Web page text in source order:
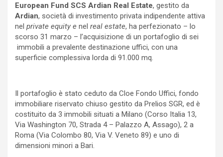
European Fund SCS Ardian Real Estate, gestito da
Ardian, società di investimento privata indipendente attiva
nel private equity e nel real estate, ha perfezionato – lo
scorso 31 marzo – l’acquisizione di un portafoglio di sei
immobili a prevalente destinazione uffici, con una
superficie complessiva lorda di 91.000 mq.
Il portafoglio è stato ceduto da Cloe Fondo Uffici, fondo
immobiliare riservato chiuso gestito da Prelios SGR, ed è
costituito da 3 immobili situati a Milano (Corso Italia 13,
Via Washington 70, Strada 4 – Palazzo A, Assago), 2 a
Roma (Via Colombo 80, Via V. Veneto 89) e uno di
dimensioni minori a Bari.